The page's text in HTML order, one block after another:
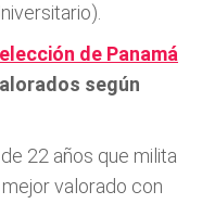
de Panamá
según
22 años que milita
valorado con